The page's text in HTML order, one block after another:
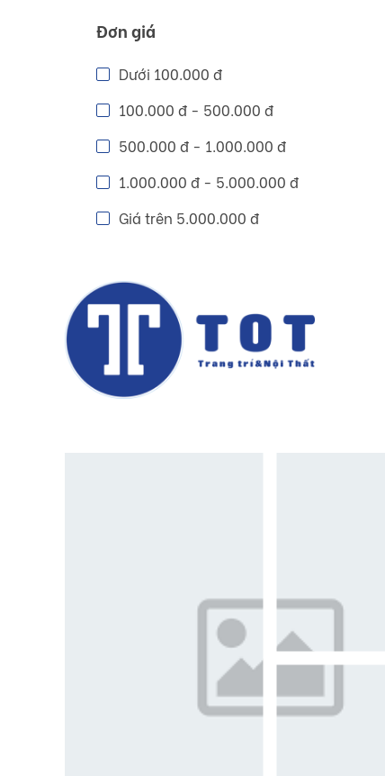
Đơn giá
Dưới 100.000 đ
100.000 đ - 500.000 đ
500.000 đ - 1.000.000 đ
1.000.000 đ - 5.000.000 đ
Giá trên 5.000.000 đ